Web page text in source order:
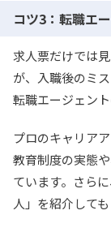
コツ3：転職エ
求人票だけでは
が、入職後のミ
転職エージェント
プロのキャリア
教育制度の実態
ています。さら
人」を紹介して